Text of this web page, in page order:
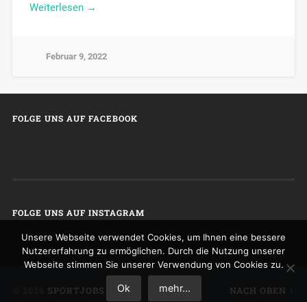
Weiterlesen →
Februar 9, 2022
FOLGE UNS AUF FACEBOOK
FOLGE UNS AUF INSTAGRAM
SPORTJOBS NACH OBEN ↑
Unsere Webseite verwendet Cookies, um Ihnen eine bessere
Nutzererfahrung zu ermöglichen. Durch die Nutzung unserer
Webseite stimmen Sie unserer Verwendung von Cookies zu.
Ok mehr...